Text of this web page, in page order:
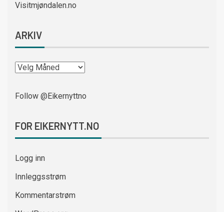
Visitmjøndalen.no
ARKIV
Follow @Eikernyttno
FOR EIKERNYTT.NO
Logg inn
Innleggsstrøm
Kommentarstrøm